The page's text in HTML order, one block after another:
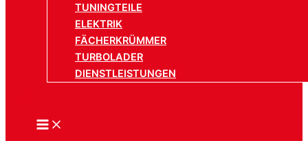
TUNINGTEILE
ELEKTRIK
FÄCHERKRÜMMER
TURBOLADER
DIENSTLEISTUNGEN